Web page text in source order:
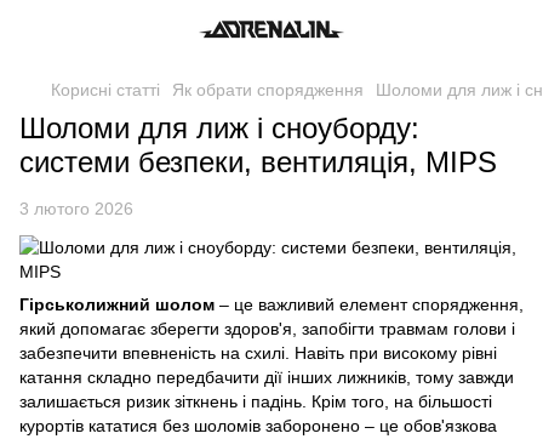
Корисні статті Як обрати спорядження Шоломи для лиж і
Шоломи для лиж і сноуборду:
системи безпеки, вентиляція, MIPS
3 лютого 2026
Гірськолижний шолом – це важливий елемент спорядження,
який допомагає зберегти здоров'я, запобігти травмам голови і
забезпечити впевненість на схилі. Навіть при високому рівні
катання складно передбачити дії інших лижників, тому завжди
залишається ризик зіткнень і падінь. Крім того, на більшості
курортів кататися без шоломів заборонено – це обов'язкова